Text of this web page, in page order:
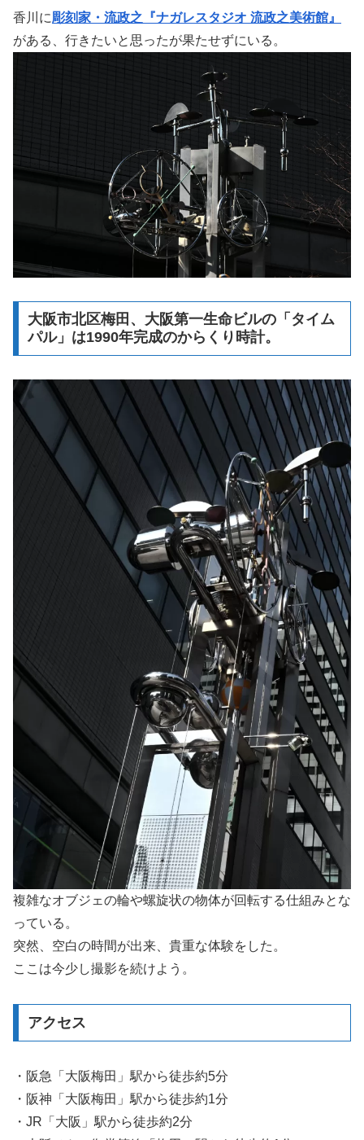
香川に彫刻家・流政之『ナガレスタジオ 流政之美術館』
がある、行きたいと思ったが果たせずにいる。
大阪市北区梅田、大阪第一生命ビルの「タイム
パル」は1990年完成のからくり時計。
複雑なオブジェの輪や螺旋状の物体が回転する仕組みとな
っている。
突然、空白の時間が出来、貴重な体験をした。
ここは今少し撮影を続けよう。
アクセス
・阪急「大阪梅田」駅から徒歩約5分
・阪神「大阪梅田」駅から徒歩約1分
・JR「大阪」駅から徒歩約2分